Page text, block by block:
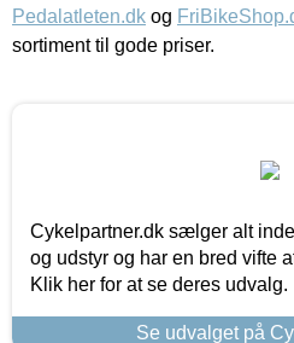
Pedalatleten.dk og
sortiment til gode priser.
Cykelpartner.dk sælger alt
og udstyr og har en bred vifte
Klik her for at se deres udvalg.
Se udvalget på